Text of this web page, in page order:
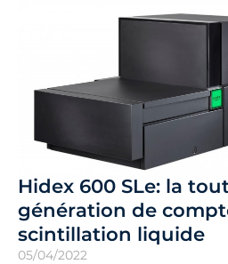
Hidex 600 SLe: la
génération de
scintillation liquide
05/04/2022